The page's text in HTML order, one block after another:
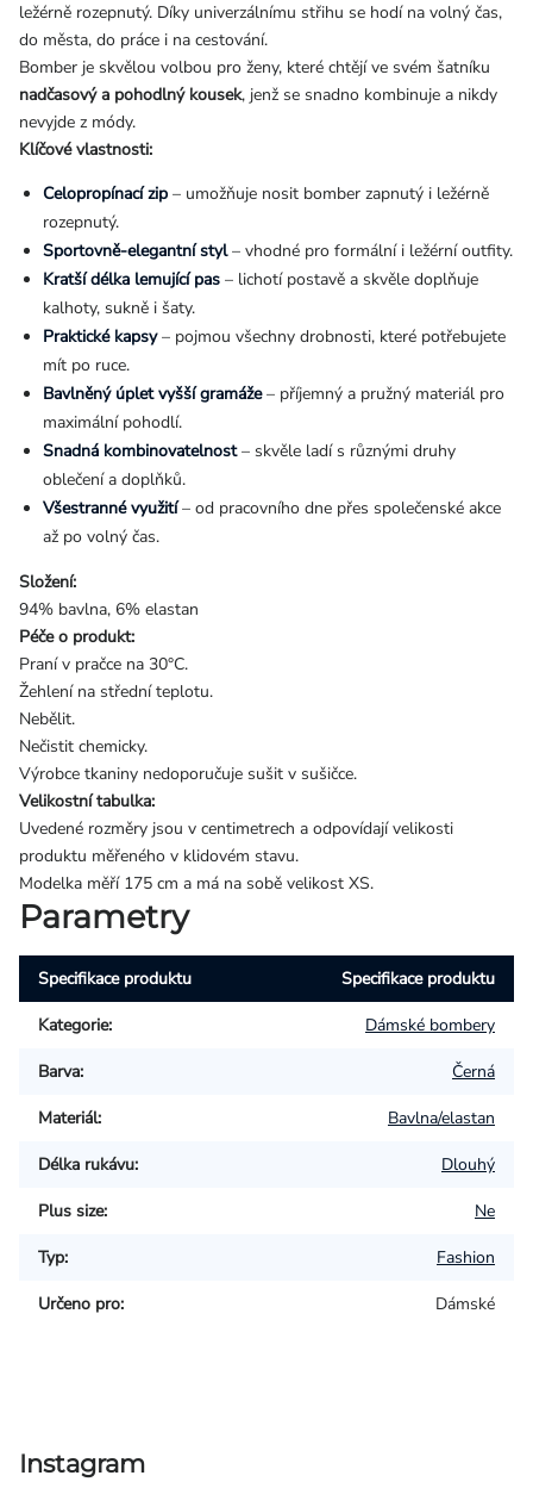
ležérně rozepnutý. Díky univerzálnímu střihu se hodí na volný čas,
do města, do práce i na cestování.
Bomber je skvělou volbou pro ženy, které chtějí ve svém šatníku
nadčasový a pohodlný kousek, jenž se snadno kombinuje a nikdy
nevyjde z módy.
Klíčové vlastnosti:
Celopropínací zip – umožňuje nosit bomber zapnutý i ležérně
rozepnutý.
Sportovně-elegantní styl– vhodné pro formální i ležérní outfity.
Kratší délka lemující pas – lichotí postavě a skvěle doplňuje
kalhoty, sukně i šaty.
Praktické kapsy– pojmou všechny drobnosti, které potřebujete
mít po ruce.
Bavlněný úplet vyšší gramáže– příjemný a pružný materiál pro
maximální pohodlí.
Snadná kombinovatelnost– skvěle ladí s různými druhy
oblečení a doplňků.
Všestranné využití– od pracovního dne přes společenské akce
až po volný čas.
Složení:
94% bavlna, 6% elastan
Péče o produkt:
Praní v pračce na 30°C.
Žehlení na střední teplotu.
Nebělit.
Nečistit chemicky.
Výrobce tkaniny nedoporučuje sušit v sušičce.
Velikostní tabulka:
Uvedené rozměry jsou v centimetrech a odpovídají velikosti
produktu měřeného v klidovém stavu.
Modelka měří 175 cm a má na sobě velikost XS.
Parametry
Specifikace produktu Specifikace produktu
Kategorie: Dámské bombery
Barva: Černá
Materiál: Bavlna/elastan
Délka rukávu: Dlouhý
Plus size: Ne
Typ: Fashion
Určeno pro: Dámské
Instagram